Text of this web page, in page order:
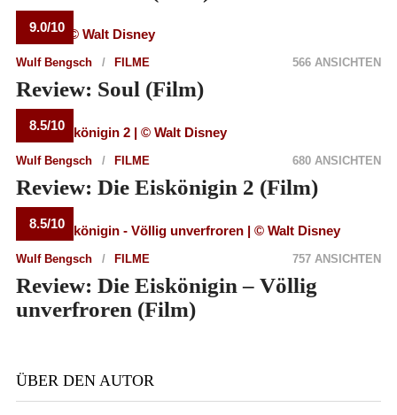
9.0/10
Wulf Bengsch FILME 566 ANSICHTEN
Review: Soul (Film)
8.5/10
Wulf Bengsch FILME 680 ANSICHTEN
Review: Die Eiskönigin 2 (Film)
8.5/10
Wulf Bengsch FILME 757 ANSICHTEN
Review: Die Eiskönigin – Völlig
unverfroren (Film)
ÜBER DEN AUTOR